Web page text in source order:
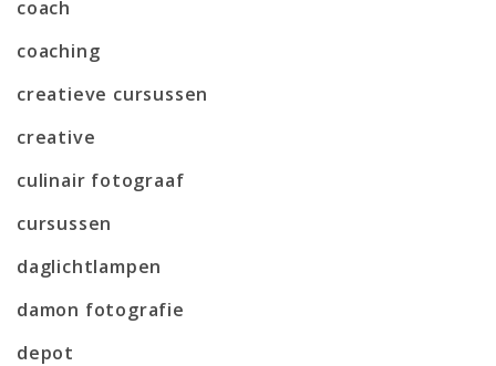
coach
coaching
creatieve cursussen
creative
culinair fotograaf
cursussen
daglichtlampen
damon fotografie
depot